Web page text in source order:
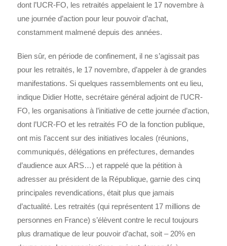
dont l’UCR-FO, les retraités appelaient le 17 novembre à
une journée d’action pour leur pouvoir d’achat,
constamment malmené depuis des années.
Bien sûr, en période de confinement, il ne s’agissait pas
pour les retraités, le 17 novembre, d’appeler à de grandes
manifestations. Si quelques rassemblements ont eu lieu,
indique Didier Hotte, secrétaire général adjoint de l’UCR-
FO, les organisations à l’initiative de cette journée d’action,
dont l’UCR-FO et les retraités FO de la fonction publique,
ont mis l’accent sur des initiatives locales (réunions,
communiqués, délégations en préfectures, demandes
d’audience aux ARS…) et rappelé que la pétition à
adresser au président de la République, garnie des cinq
principales revendications, était plus que jamais
d’actualité. Les retraités (qui représentent 17 millions de
personnes en France) s’élèvent contre le recul toujours
plus dramatique de leur pouvoir d’achat, soit – 20% en